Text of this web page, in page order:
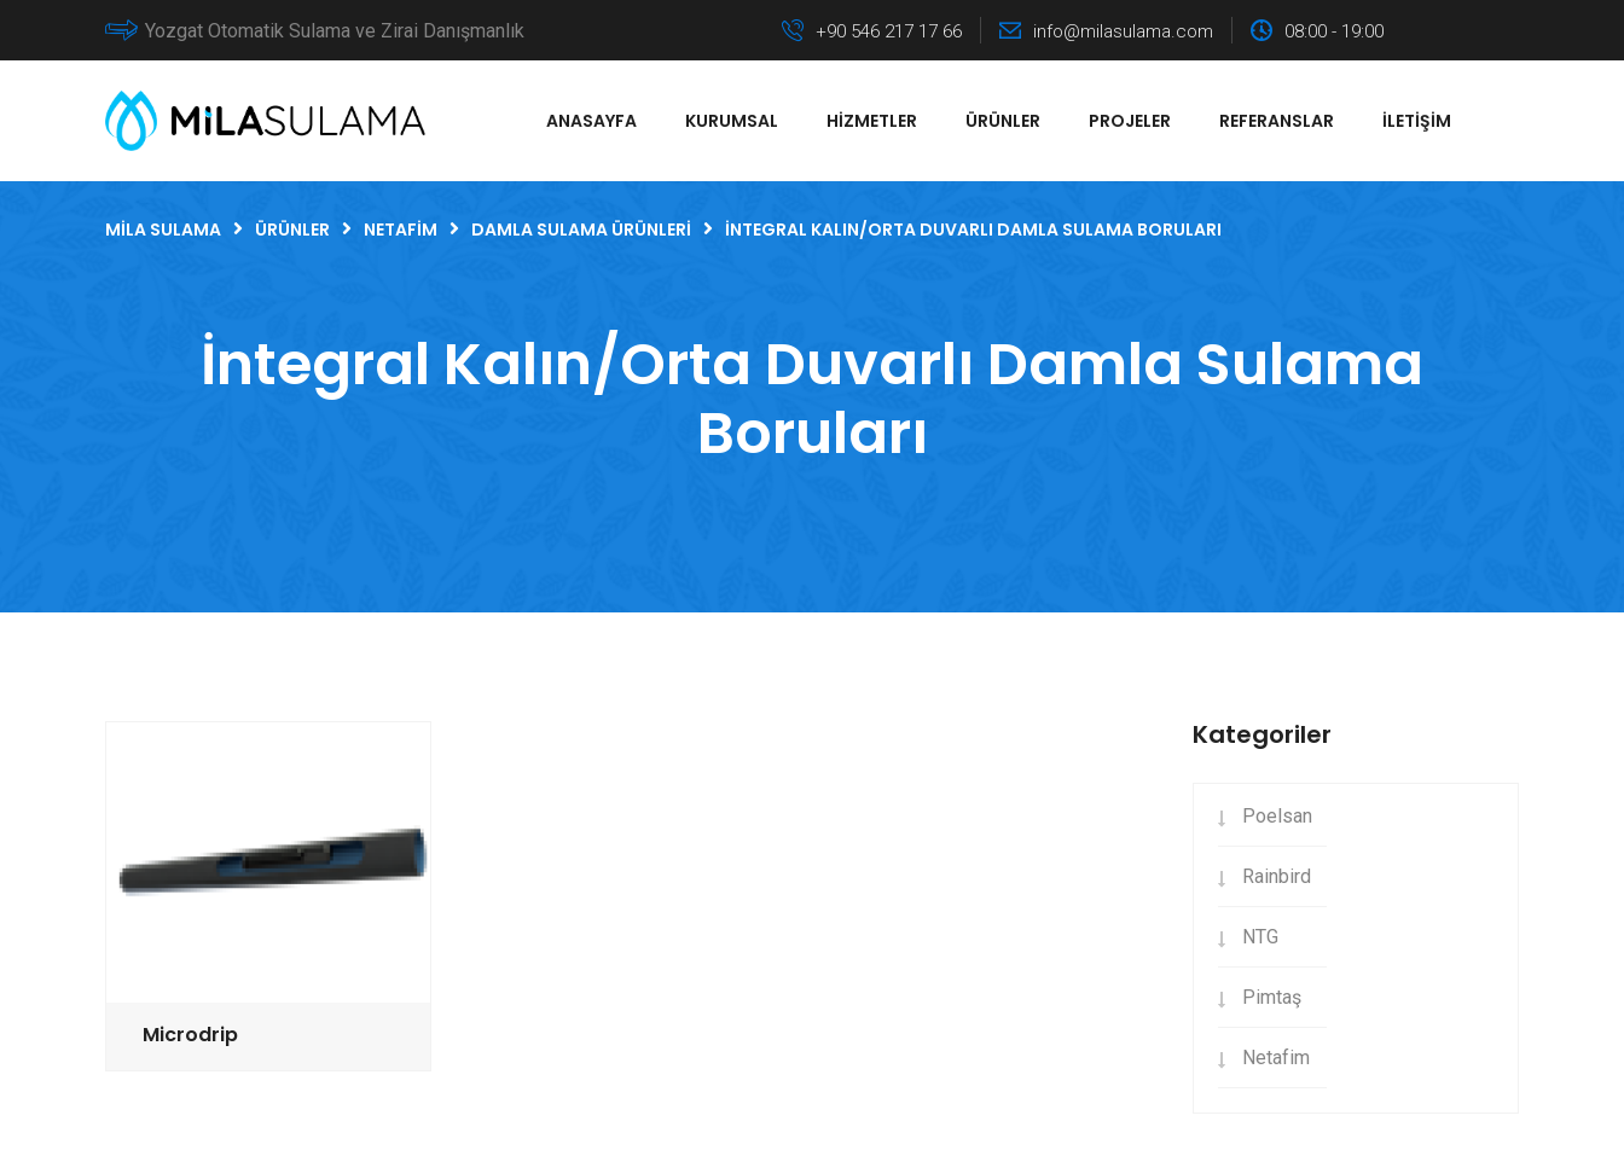
Yozgat Otomatik Sulama ve Zirai Danışmanlık +90 546 217 17 66 info@milasulama.com 08:00 - 19:00
ANASAYFA KURUMSAL HIZMETLER ÜRÜNLER PROJELER REFERANSLAR İLETIŞIM
MILA SULAMA ÜRÜNLER NETAFIM DAMLA SULAMA ÜRÜNLERI İNTEGRAL KALIN/ORTA DUVARLI DAMLA SULAMA BORULARI
İntegral Kalın/Orta Duvarlı Damla Sulama
Boruları
Microdrip
Kategoriler
Poelsan
Rainbird
NTG
Pimtaş
Netafim